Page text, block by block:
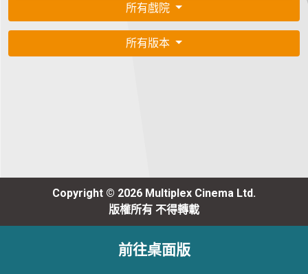
所有戲院
所有版本
Copyright © 2026 Multiplex Cinema Ltd.
版權所有 不得轉載
前往桌面版